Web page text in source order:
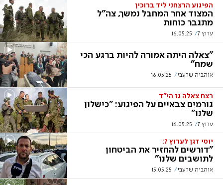
הפיגוע הרצחני ליד ברוכין
המצוד אחר המחבל נמשך, צה"ל
מתגבר כוחות
ערוץ 7 16.05.25
"צאלה היתה אמורה להיות ברגע הכי
שמח"
אוהביה שרעבי 16.05.25
רצח צאלה גז הי"ד
גורמים צבאיים על הפיגוע: "כישלון
שלנו"
ערוץ 7 16.05.25
יוסי דגן לערוץ 7:
"דורשים להחזיר את הביטחון
לתושבים שלנו"
אוהביה שרעבי 15.05.25